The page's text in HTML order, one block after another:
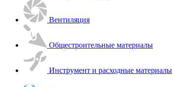
Вентиляция
Общестроительные материалы
Инструмент и расходные материалы